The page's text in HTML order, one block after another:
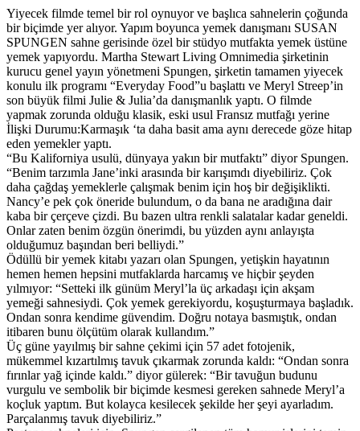
Yiyecek filmde temel bir rol oynuyor ve başlıca sahnelerin çoğunda
bir biçimde yer alıyor. Yapım boyunca yemek danışmanı SUSAN
SPUNGEN sahne gerisinde özel bir stüdyo mutfakta yemek üstüne
yemek yapıyordu. Martha Stewart Living Omnimedia şirketinin
kurucu genel yayın yönetmeni Spungen, şirketin tamamen yiyecek
konulu ilk programı “Everyday Food”u başlattı ve Meryl Streep’in
son büyük filmi Julie & Julia’da danışmanlık yaptı. O filmde
yapmak zorunda olduğu klasik, eski usul Fransız mutfağı yerine
İlişki Durumu:Karmaşık ‘ta daha basit ama aynı derecede göze hitap
eden yemekler yaptı.
“Bu Kaliforniya usulü, dünyaya yakın bir mutfaktı” diyor Spungen.
“Benim tarzımla Jane’inki arasında bir karışımdı diyebiliriz. Çok
daha çağdaş yemeklerle çalışmak benim için hoş bir değişiklikti.
Nancy’e pek çok öneride bulundum, o da bana ne aradığına dair
kaba bir çerçeve çizdi. Bu bazen ultra renkli salatalar kadar geneldi.
Onlar zaten benim özgün önerimdi, bu yüzden aynı anlayışta
olduğumuz başından beri belliydi.”
Ödüllü bir yemek kitabı yazarı olan Spungen, yetişkin hayatının
hemen hemen hepsini mutfaklarda harcamış ve hiçbir şeyden
yılmıyor: “Setteki ilk günüm Meryl’la üç arkadaşı için akşam
yemeği sahnesiydi. Çok yemek gerekiyordu, koşuşturmaya başladık.
Ondan sonra kendime güvendim. Doğru notaya basmıştık, ondan
itibaren bunu ölçütüm olarak kullandım.”
Üç güne yayılmış bir sahne çekimi için 57 adet fotojenik,
mükemmel kızartılmış tavuk çıkarmak zorunda kaldı: “Ondan sonra
fırınlar yağ içinde kaldı.” diyor gülerek: “Bir tavuğun budunu
vurgulu ve sembolik bir biçimde kesmesi gereken sahnede Meryl’a
koçluk yaptım. But kolayca kesilecek şekilde her şeyi ayarladım.
Parçalanmış tavuk diyebiliriz.”